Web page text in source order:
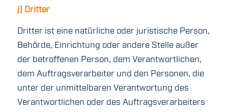
j) Dritter
Dritter ist eine natürliche oder juristische Person,
Behörde, Einrichtung oder andere Stelle außer
der betroffenen Person, dem Verantwortlichen,
dem Auftragsverarbeiter und den Personen, die
unter der unmittelbaren Verantwortung des
Verantwortlichen oder des Auftragsverarbeiters